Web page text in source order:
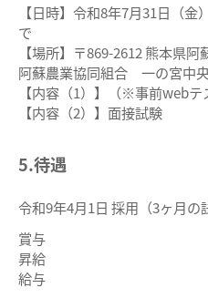
【日時】令和8年7月31日（
で
【場所】〒869-2612 熊本県
阿蘇農業協同組合 一の宮中
【内容（1）】（※事前web
【内容（2）】面接試験
5.待遇
令和9年4月1日 採用（3ヶ月の
賞与
昇給
給与